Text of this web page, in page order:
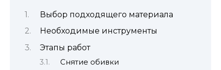
Выбор подходящего материала
Необходимые инструменты
Этапы работ
Снятие обивки